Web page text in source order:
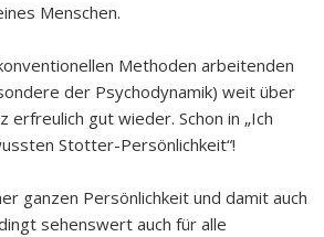
Menschen.
Methoden arbeitenden
der Psychodynamik) weit über
erfreulich gut wieder. Schon in „Ich
Stotter-Persönlichkeit“!
ganzen Persönlichkeit und damit auch
sehenswert auch für alle